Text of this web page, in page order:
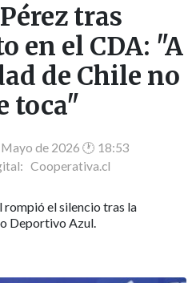
tras
en el CDA: "A
de Chile no
toca"
de 2026 🕐 18:53
Cooperativa.cl
rompió el silencio tras la
Deportivo Azul.